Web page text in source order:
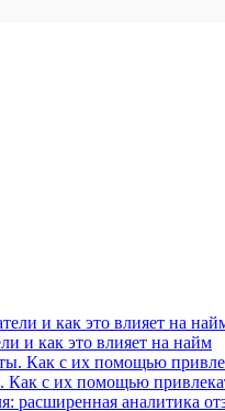
и как это влияет на найм
с их помощью